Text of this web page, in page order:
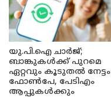
യു.പി.ഐ ചാർജ്;
ബാങ്കുകൾക്ക് പുറമെ
ഏറ്റവും കൂടുതൽ നേട്ടം
ഫോൺപേ, പേടിഎം
ആപ്പുകൾക്കും